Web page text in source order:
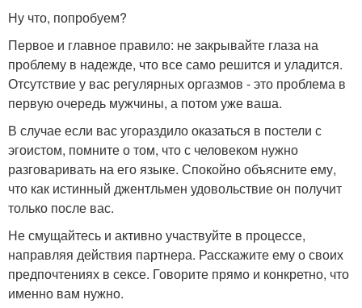
Ну что, попробуем?
Первое и главное правило: не закрывайте глаза на
проблему в надежде, что все само решится и уладится.
Отсутствие у вас регулярных оргазмов - это проблема в
первую очередь мужчины, а потом уже ваша.
В случае если вас угораздило оказаться в постели с
эгоистом, помните о том, что с человеком нужно
разговаривать на его языке. Спокойно объясните ему,
что как истинный джентльмен удовольствие он получит
только после вас.
Не смущайтесь и активно участвуйте в процессе,
направляя действия партнера. Расскажите ему о своих
предпочтениях в сексе. Говорите прямо и конкретно, что
именно вам нужно.